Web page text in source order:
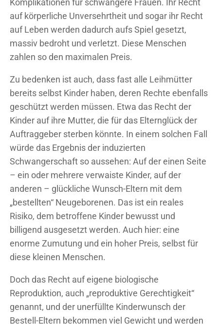
Komplikationen für schwangere Frauen. Ihr Recht
auf körperliche Unversehrtheit und sogar ihr Recht
auf Leben werden dadurch aufs Spiel gesetzt,
massiv bedroht und verletzt. Diese Menschen
zahlen so den maximalen Preis.
Zu bedenken ist auch, dass fast alle Leihmütter
bereits selbst Kinder haben, deren Rechte ebenfalls
geschützt werden müssen. Etwa das Recht der
Kinder auf ihre Mutter, die für das Elternglück der
Auftraggeber sterben könnte. In einem solchen Fall
würde das Ergebnis der induzierten
Schwangerschaft so aussehen: Auf der einen Seite
– ein oder mehrere verwaiste Kinder, auf der
anderen – glückliche Wunsch-Eltern mit dem
„bestellten“ Neugeborenen. Das ist ein reales
Risiko, dem betroffene Kinder bewusst und
billigend ausgesetzt werden. Auch hier: eine
enorme Zumutung und ein hoher Preis, selbst für
diese kleinen Menschen.
Doch das Recht auf eigene biologische
Reproduktion, auch „reproduktive Gerechtigkeit“
genannt, und der unerfüllte Kinderwunsch der
Bestell-Eltern bekommen viel Gewicht und werden